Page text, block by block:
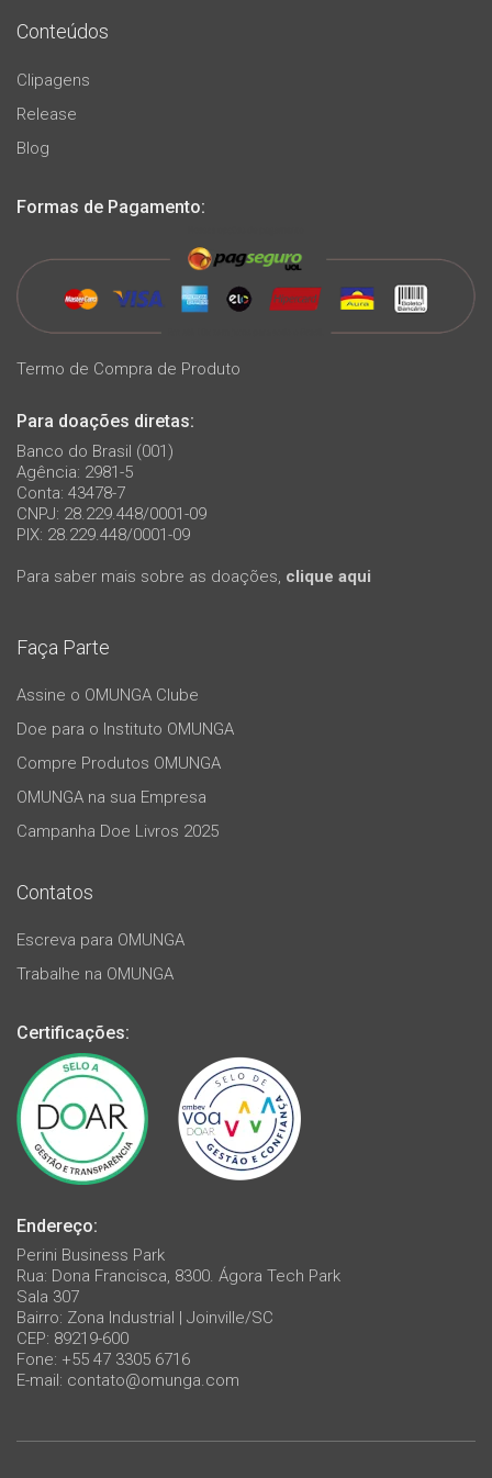
Conteúdos
Clipagens
Release
Blog
Formas de Pagamento:
Termo de Compra de Produto
Para doações diretas:
Banco do Brasil (001)
Agência: 2981-5
Conta: 43478-7
CNPJ: 28.229.448/0001-09
PIX: 28.229.448/0001-09
Para saber mais sobre as doações, clique aqui
Faça Parte
Assine o OMUNGA Clube
Doe para o Instituto OMUNGA
Compre Produtos OMUNGA
OMUNGA na sua Empresa
Campanha Doe Livros 2025
Contatos
Escreva para OMUNGA
Trabalhe na OMUNGA
Certificações:
Endereço:
Perini Business Park
Rua: Dona Francisca, 8300. Ágora Tech Park
Sala 307
Bairro: Zona Industrial | Joinville/SC
CEP: 89219-600
Fone: +55 47 3305 6716
E-mail: contato@omunga.com